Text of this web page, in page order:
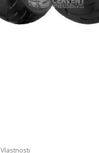
Vlastnosti